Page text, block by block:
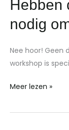
Hebben
nodig
Nee hoor! Geen
workshop is
kinderen
nodig
om
te
Meer lezen »